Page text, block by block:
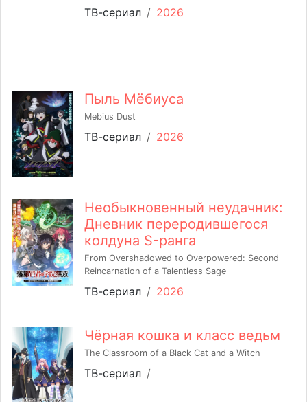
ТВ-сериал / 2026
Пыль Мёбиуса
Mebius Dust
ТВ-сериал / 2026
Необыкновенный неудачник:
Дневник переродившегося
колдуна S-ранга
From Overshadowed to Overpowered: Second
Reincarnation of a Talentless Sage
ТВ-сериал / 2026
Чёрная кошка и класс ведьм
The Classroom of a Black Cat and a Witch
ТВ-сериал /